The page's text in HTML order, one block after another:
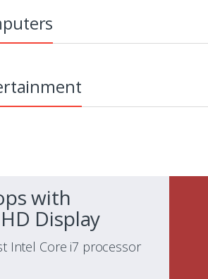
with
Display
Intel Core i7 processor